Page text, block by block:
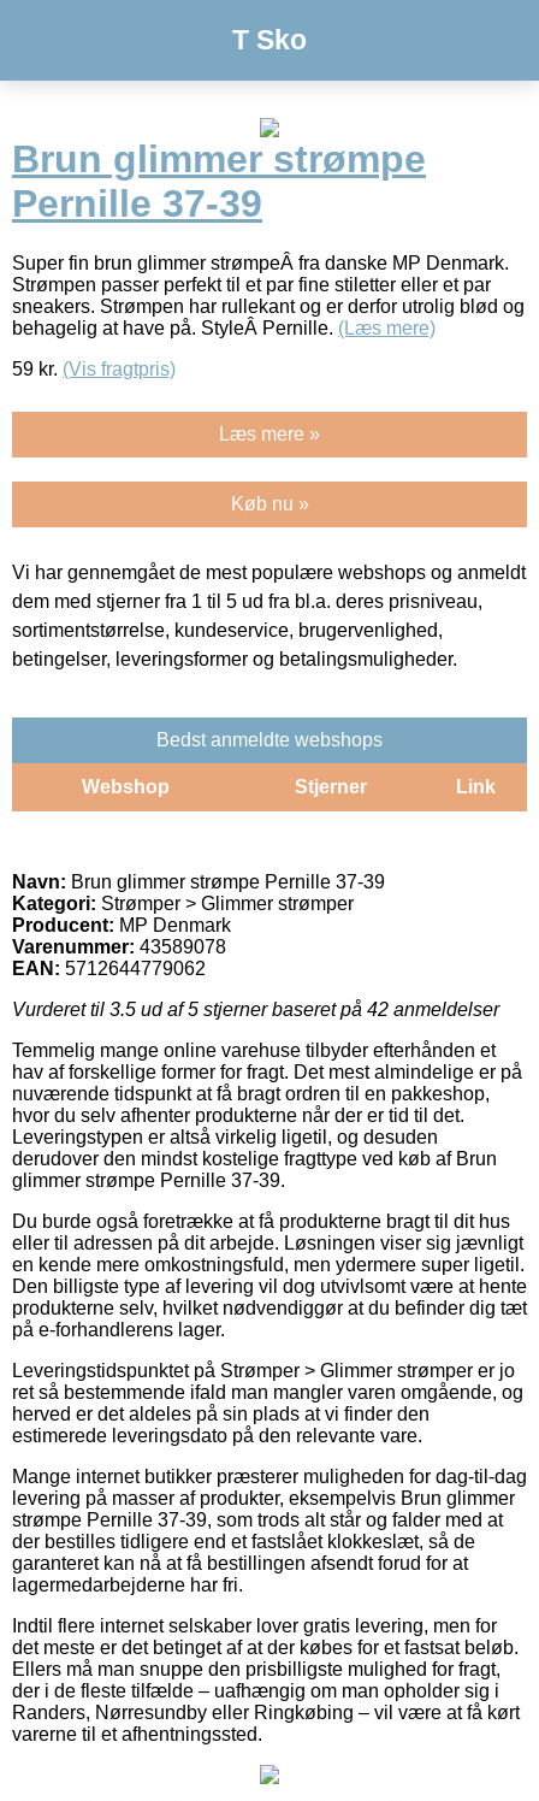
T Sko
Brun glimmer strømpe
Pernille 37-39
Super fin brun glimmer strømpeÂ fra danske MP Denmark.
Strømpen passer perfekt til et par fine stiletter eller et par
sneakers. Strømpen har rullekant og er derfor utrolig blød og
behagelig at have på. StyleÂ Pernille. (Læs mere)
59 kr. (Vis fragtpris)
Læs mere »
Køb nu »
Vi har gennemgået de mest populære webshops og anmeldt
dem med stjerner fra 1 til 5 ud fra bl.a. deres prisniveau,
sortimentstørrelse, kundeservice, brugervenlighed,
betingelser, leveringsformer og betalingsmuligheder.
Bedst anmeldte webshops
Webshop Stjerner Link
Navn: Brun glimmer strømpe Pernille 37-39
Kategori: Strømper > Glimmer strømper
Producent: MP Denmark
Varenummer: 43589078
EAN: 5712644779062
Vurderet til 3.5 ud af 5 stjerner baseret på 42 anmeldelser
Temmelig mange online varehuse tilbyder efterhånden et
hav af forskellige former for fragt. Det mest almindelige er på
nuværende tidspunkt at få bragt ordren til en pakkeshop,
hvor du selv afhenter produkterne når der er tid til det.
Leveringstypen er altså virkelig ligetil, og desuden
derudover den mindst kostelige fragttype ved køb af Brun
glimmer strømpe Pernille 37-39.
Du burde også foretrække at få produkterne bragt til dit hus
eller til adressen på dit arbejde. Løsningen viser sig jævnligt
en kende mere omkostningsfuld, men ydermere super ligetil.
Den billigste type af levering vil dog utvivlsomt være at hente
produkterne selv, hvilket nødvendiggør at du befinder dig tæt
på e-forhandlerens lager.
Leveringstidspunktet på Strømper > Glimmer strømper er jo
ret så bestemmende ifald man mangler varen omgående, og
herved er det aldeles på sin plads at vi finder den
estimerede leveringsdato på den relevante vare.
Mange internet butikker præsterer muligheden for dag-til-dag
levering på masser af produkter, eksempelvis Brun glimmer
strømpe Pernille 37-39, som trods alt står og falder med at
der bestilles tidligere end et fastslået klokkeslæt, så de
garanteret kan nå at få bestillingen afsendt forud for at
lagermedarbejderne har fri.
Indtil flere internet selskaber lover gratis levering, men for
det meste er det betinget af at der købes for et fastsat beløb.
Ellers må man snuppe den prisbilligste mulighed for fragt,
der i de fleste tilfælde – uafhængig om man opholder sig i
Randers, Nørresundby eller Ringkøbing – vil være at få kørt
varerne til et afhentningssted.